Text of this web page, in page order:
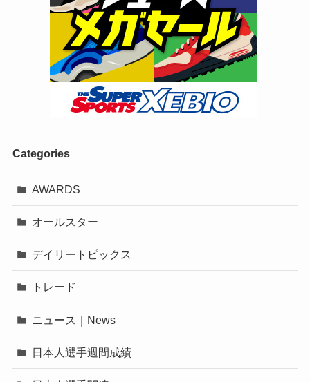
Categories
AWARDS
オールスター
デイリートピックス
トレード
ニュース｜News
日本人選手週間成績